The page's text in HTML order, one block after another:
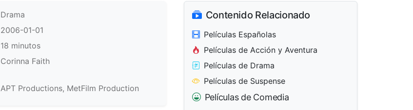
Drama
2006-01-01
18 minutos
Corinna Faith
APT Productions, MetFilm Production
Contenido Relacionado
Películas Españolas
Películas de Acción y Aventura
Películas de Drama
Películas de Suspense
Películas de Comedia